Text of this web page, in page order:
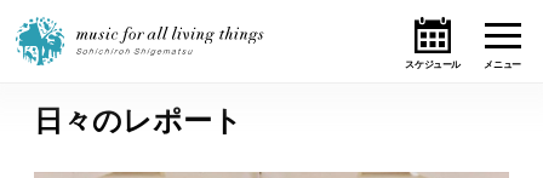
ホーム
日々のレポート